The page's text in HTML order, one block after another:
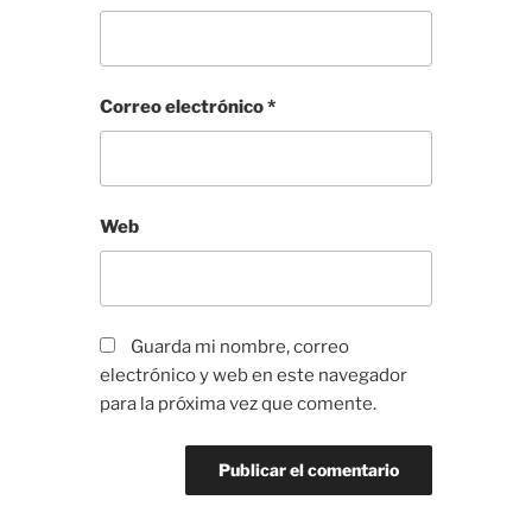
Correo electrónico*
Web
Guarda mi nombre, correo
electrónico y web en este navegador
para la próxima vez que comente.